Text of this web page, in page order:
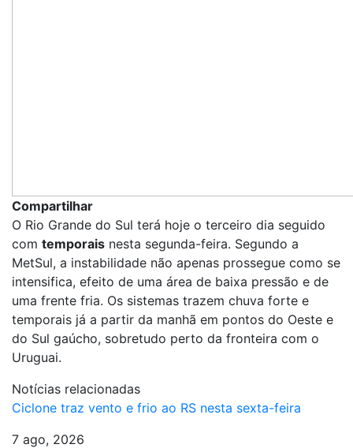
Compartilhar
O Rio Grande do Sul terá hoje o terceiro dia seguido
com temporais nesta segunda-feira. Segundo a
MetSul, a instabilidade não apenas prossegue como se
intensifica, efeito de uma área de baixa pressão e de
uma frente fria. Os sistemas trazem chuva forte e
temporais já a partir da manhã em pontos do Oeste e
do Sul gaúcho, sobretudo perto da fronteira com o
Uruguai.
Notícias relacionadas
Ciclone traz vento e frio ao RS nesta sexta-feira
7 ago, 2026